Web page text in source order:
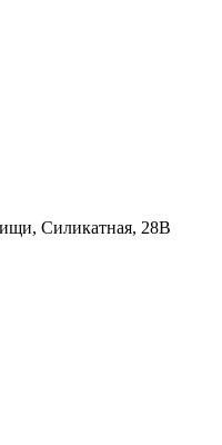
Силикатная, 28В